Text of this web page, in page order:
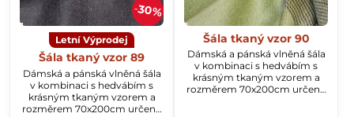
30%
Letní Výprodej
Šála tkaný vzor 89
Dámská a pánská vlněná šála
v kombinaci s hedvábím s
krásným tkaným vzorem a
rozměrem 70x200cm určená
Šála tkaný vzor 90
Dámská a pánská vlněná šála
v kombinaci s hedvábím s
krásným tkaným vzorem a
rozměrem 70x200cm určená